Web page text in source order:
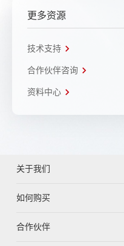
更多资源
技术支持
合作伙伴咨询
资料中心
关于我们
如何购买
合作伙伴